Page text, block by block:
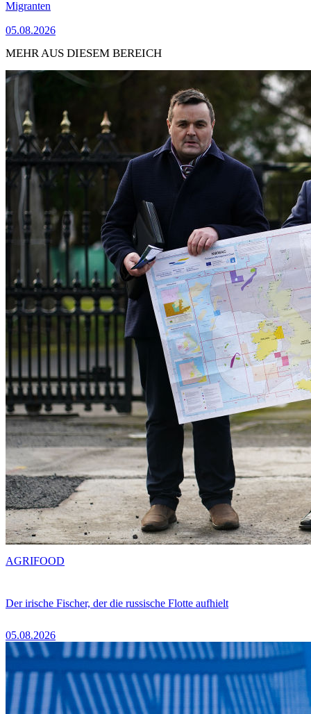
Migranten
05.08.2026
MEHR AUS DIESEM BEREICH
Der irische Fischer, der die russische Flotte aufhielt
05.08.2026
AGRIFOOD